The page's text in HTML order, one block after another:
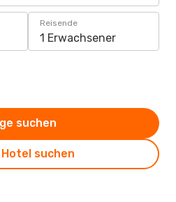
Reisende
1 Erwachsener
Hotel suchen
suchen